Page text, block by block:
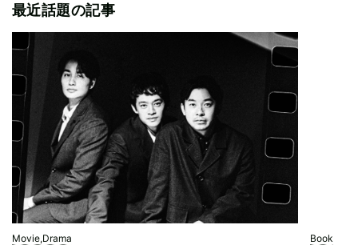
最近話題の記事
Movie,Drama Book